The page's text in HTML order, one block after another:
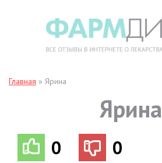
Главная » Ярина
Ярина
0 0